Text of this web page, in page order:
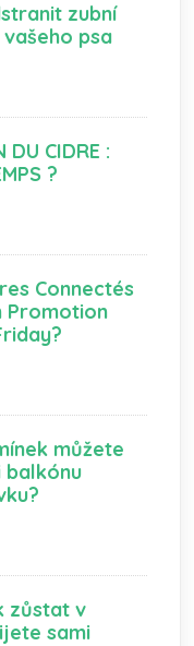
zubní
psa
DU CIDRE :
?
Connectés
Promotion
můžete
balkónu
zůstat v
sami